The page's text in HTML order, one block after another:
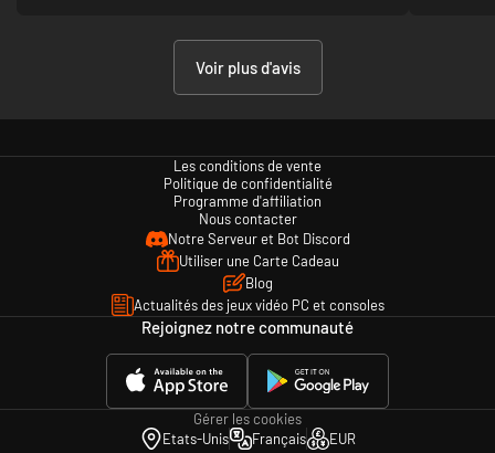
Voir plus d'avis
Les conditions de vente
Politique de confidentialité
Programme d'affiliation
Nous contacter
Notre Serveur et Bot Discord
Utiliser une Carte Cadeau
Blog
Actualités des jeux vidéo PC et consoles
Rejoignez notre communauté
Gérer les cookies
Etats-Unis
Français EUR